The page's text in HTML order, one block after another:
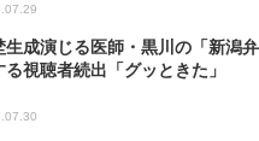
生成演じる医師・黒川の「新潟
る視聴者続出「グッときた」